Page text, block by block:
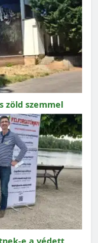
zöld szemmel